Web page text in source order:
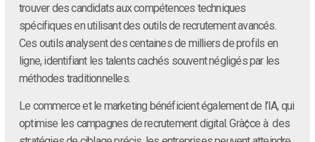
trouver des candidats aux compétences techniques
spécifiques en utilisant des outils de recrutement avancés.
Ces outils analysent des centaines de milliers de profils en
ligne, identifiant les talents cachés souvent négligés par les
méthodes traditionnelles.
Le commerce et le marketing bénéficient également de l’IA, qui
optimise les campagnes de recrutement digital. Grà¢ce à des